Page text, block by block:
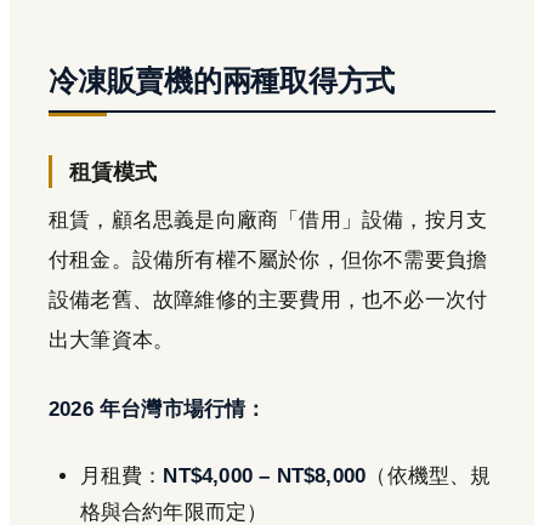
冷凍販賣機的兩種取得方式
租賃模式
租賃，顧名思義是向廠商「借用」設備，按月支
付租金。設備所有權不屬於你，但你不需要負擔
設備老舊、故障維修的主要費用，也不必一次付
出大筆資本。
2026 年台灣市場行情：
月租費： NT$4,000 – NT$8,000 （依機型、規
格與合約年限而定）